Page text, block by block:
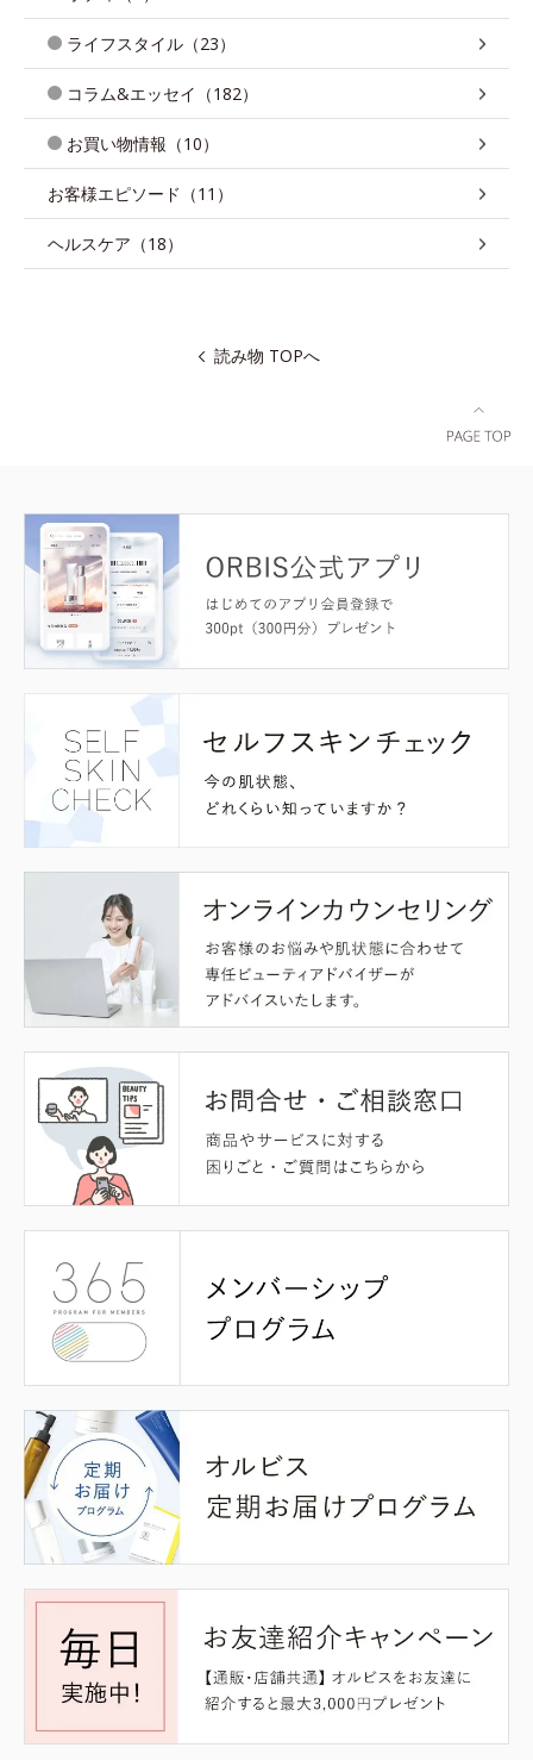
ライフスタイル（23）
コラム&エッセイ（182）
お買い物情報（10）
お客様エピソード（11）
ヘルスケア（18）
読み物 TOPへ